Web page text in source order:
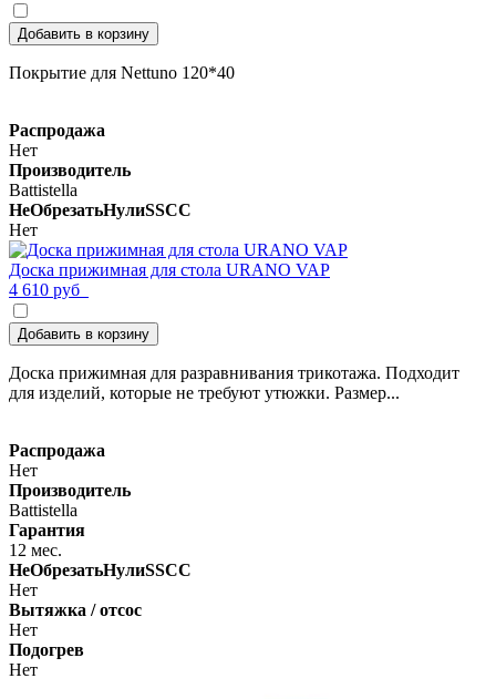
Добавить в корзину
Покрытие для Nettuno 120*40
Распродажа
Нет
Производитель
Battistella
НеОбрезатьНулиSSCC
Нет
Доска прижимная для стола URANO VAP
4 610 руб
Добавить в корзину
Доска прижимная для разравнивания трикотажа. Подходит
для изделий, которые не требуют утюжки. Размер...
Распродажа
Нет
Производитель
Battistella
Гарантия
12 мес.
НеОбрезатьНулиSSCC
Нет
Вытяжка / отсос
Нет
Подогрев
Нет